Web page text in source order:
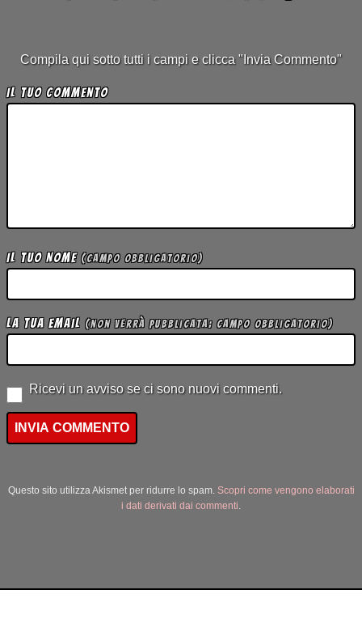
Compila qui sotto tutti i campi e clicca "Invia Commento"
Il tuo Commento
Il tuo Nome (campo obbligatorio)
La tua Email (non verrà pubblicata; campo obbligatorio)
Ricevi un avviso se ci sono nuovi commenti.
Questo sito utilizza Akismet per ridurre lo spam. Scopri come vengono elaborati
i dati derivati dai commenti.